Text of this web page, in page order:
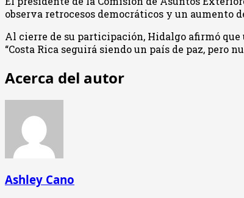
observa retrocesos democráticos y un aumento
Al cierre de su participación, Hidalgo afirmó
“Costa Rica seguirá siendo un país de paz, pero
Acerca del autor
Ashley Cano